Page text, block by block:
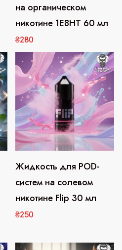
п
о
п
у
я
р
н
о
с
т
на органическом
никотине 1E8HT 60 мл
₴280
товар
имеет
несколько
вариаций.
Опции
можно
выбрать
на
странице
товара.
Жидкость для POD-
систем на солевом
никотине Flip 30 мл
₴250
Этот
товар
имеет
несколько
Опции